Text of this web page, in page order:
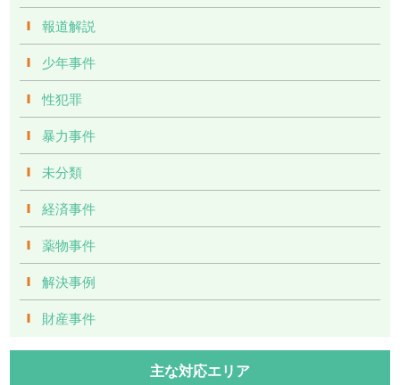
報道解説
少年事件
性犯罪
暴力事件
未分類
経済事件
薬物事件
解決事例
財産事件
主な対応エリア